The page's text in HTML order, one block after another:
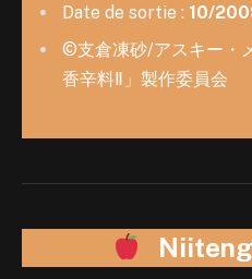
Date de sortie : 10/
©支倉凍砂/アスキー・
香辛料Ⅱ」製作委員会